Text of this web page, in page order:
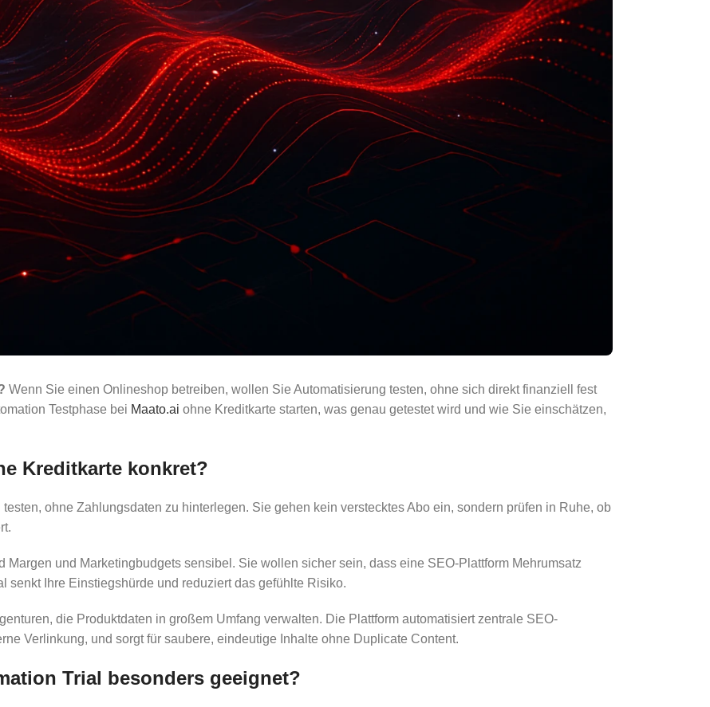
Wenn Sie einen Onlineshop betreiben, wollen Sie Automatisierung testen, ohne sich direkt finanziell fest
Testphase bei Maato.ai ohne Kreditkarte starten, was genau getestet wird und wie Sie einschätzen,
Kreditkarte konkret?
ohne Zahlungsdaten zu hinterlegen. Sie gehen kein verstecktes Abo ein, sondern prüfen in Ruhe, ob
und Marketingbudgets sensibel. Sie wollen sicher sein, dass eine SEO-Plattform Mehrumsatz
senkt Ihre Einstiegshürde und reduziert das gefühlte Risiko.
die Produktdaten in großem Umfang verwalten. Die Plattform automatisiert zentrale SEO-
Verlinkung, und sorgt für saubere, eindeutige Inhalte ohne Duplicate Content.
Trial besonders geeignet?